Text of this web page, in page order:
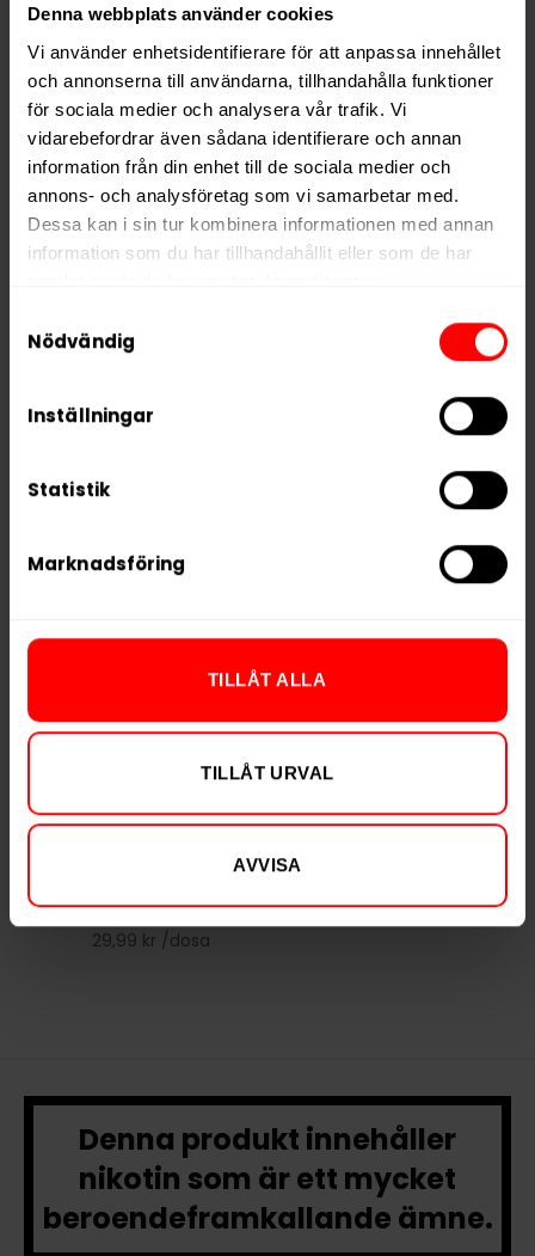
Denna webbplats använder cookies
Vi använder enhetsidentifierare för att anpassa innehållet
och annonserna till användarna, tillhandahålla funktioner
för sociala medier och analysera vår trafik. Vi
vidarebefordrar även sådana identifierare och annan
information från din enhet till de sociala medier och
annons- och analysföretag som vi samarbetar med.
Dessa kan i sin tur kombinera informationen med annan
information som du har tillhandahållit eller som de har
We work with
who may receive and
Nödvändig
Inställningar
Statistik
Marknadsföring
TILLÅT ALLA
TILLÅT URVAL
AVVISA
Typ
Vitt Snus
Smak
Mint
Format
Slim
Styrka
Extra Stark
Nikotin per gram
16,0 mg/g
Nikotin per portion
8,0 mg
Nikotin per dosa
160 mg
Varumärke
RELATERADE PRODUKTER
299,90 kr
29,99 kr /dosa
Denna produkt innehåller
nikotin som är ett mycket
beroendeframkallande ämne.